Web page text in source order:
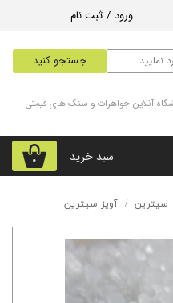
جستجو کنید
ورود / ثبت نام
۰ سبد خرید
آنلاین جواهرات و سنگ های قیمتی
سیترین آویز سیترین